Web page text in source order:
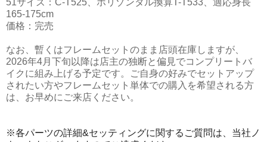
51サイズ：C-T525、ホリゾンタル換算T-T533、適応身長
165-175cm
価格：完売
なお、暫くはフレームセットのまま店頭在庫しますが、
2026年4月下旬以降は店主の独断と偏見でコンプリートバ
イクに組み上げる予定です。ご自身の好みでセットアップ
されたい方やフレームセット単体での購入を希望される方
は、お早めにご来店ください。
※各パーツの詳細&セッティングに関するご質問は、当社ノ